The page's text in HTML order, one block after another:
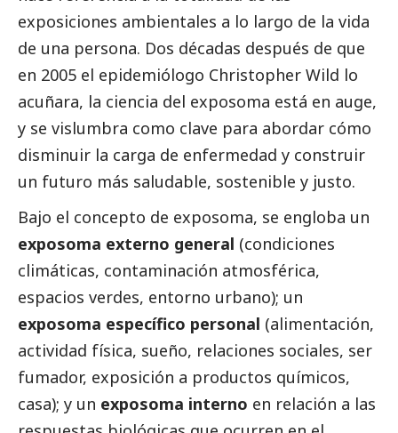
exposiciones ambientales a lo largo de la vida
de una persona. Dos décadas después de que
en 2005 el epidemiólogo Christopher Wild lo
acuñara, la ciencia del exposoma está en auge,
y se vislumbra como clave para abordar cómo
disminuir la carga de enfermedad y construir
un futuro más saludable, sostenible y justo.
Bajo el concepto de exposoma, se engloba un
exposoma externo general (condiciones
climáticas, contaminación atmosférica,
espacios verdes, entorno urbano); un
exposoma específico personal (alimentación,
actividad física, sueño, relaciones sociales, ser
fumador, exposición a productos químicos,
casa); y un exposoma interno en relación a las